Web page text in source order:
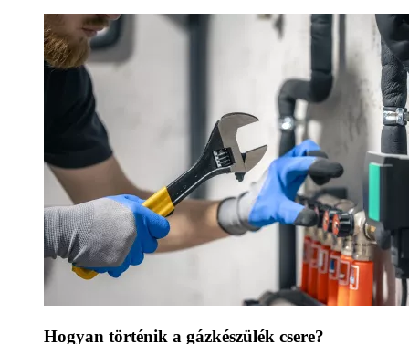
Hogyan történik a gázkészülék csere?